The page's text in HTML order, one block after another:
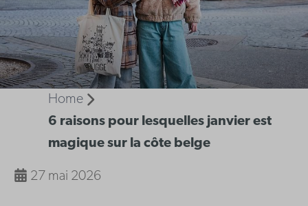
Home
6 raisons pour lesquelles janvier est
magique sur la côte belge
27 mai 2026